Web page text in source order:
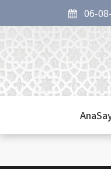
06-